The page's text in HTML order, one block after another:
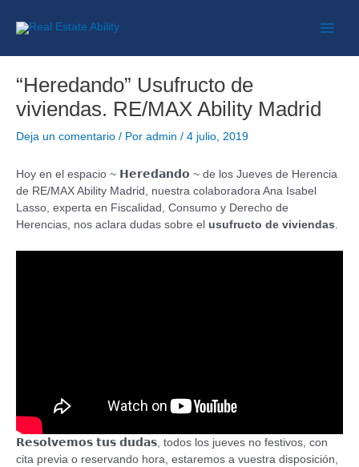
“Heredando” Usufructo de
viviendas. RE/MAX Ability Madrid
Deja un comentario / Por admin / 4 julio, 2019
Hoy en el espacio ~ 𝗛𝗲𝗿𝗲𝗱𝗮𝗻𝗱𝗼 ~ de los Jueves de Herencia
de RE/MAX Ability Madrid, nuestra colaboradora Ana Isabel
Lasso, experta en Fiscalidad, Consumo y Derecho de
Herencias, nos aclara dudas sobre el usufructo de viviendas
𝗥𝗲𝘀𝗼𝗹𝘃𝗲𝗺𝗼𝘀 𝘁𝘂𝘀 𝗱𝘂𝗱𝗮𝘀, todos los jueves no festivos, con
cita previa o reservando hora, estaremos a vuestra disposición,